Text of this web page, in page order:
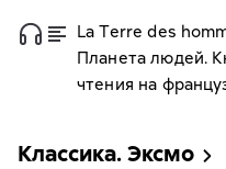
La Terre des
Планета людей.
чтения на
Классика. Эксмо